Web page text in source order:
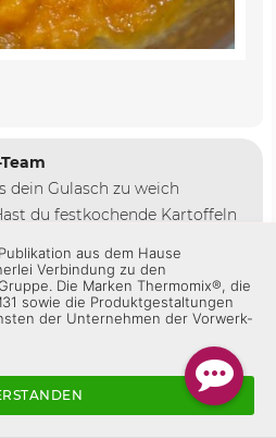
dein Gulasch zu weich
du festkochende Kartoffeln
nicht passieren. Liebe Grüße!
aus dem Hause
Verbindung zu den
Die Marken Thermomix®, die
sowie die Produktgestaltungen
der Unternehmen der Vorwerk-